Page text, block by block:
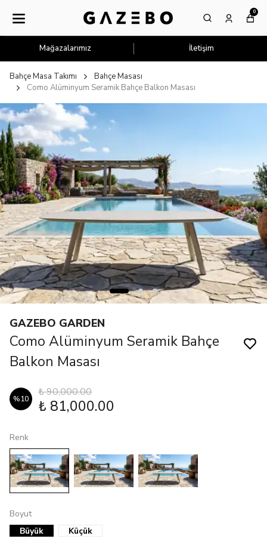
0
Mağazalarımız İletişim
Bahçe Masa Takımı
Bahçe Masası
Como Alüminyum Seramik Bahçe Balkon Masası
GAZEBO GARDEN
Como Alüminyum Seramik Bahçe
Balkon Masası
%10
₺ 90,000.00
₺ 81,000.00
Renk
Boyut
Büyük
Küçük